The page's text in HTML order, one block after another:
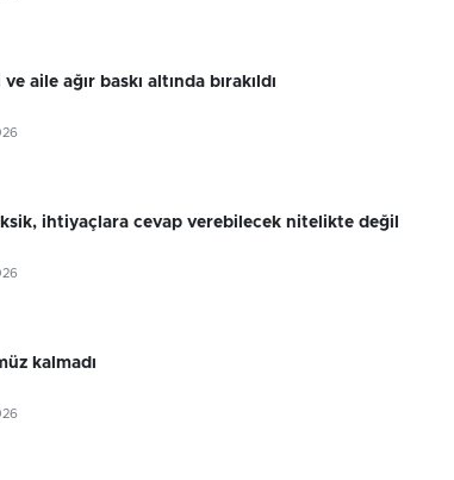
aile ağır baskı altında bırakıldı
ihtiyaçlara cevap verebilecek nitelikte değil
kalmadı